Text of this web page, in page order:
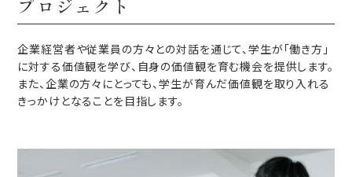
プロジェクト
企業経営者や従業員の方々との対話を通じて、学生が「働き方」
に対する価値観を学び、自身の価値観を育む機会を提供します。
また、企業の方々にとっても、学生が育んだ価値観を取り入れる
きっかけとなることを目指します。